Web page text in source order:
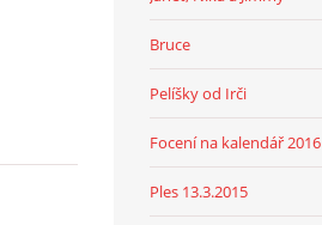
Bruce
Pelíšky od Irči
Focení na kalendář 2016
Ples 13.3.2015